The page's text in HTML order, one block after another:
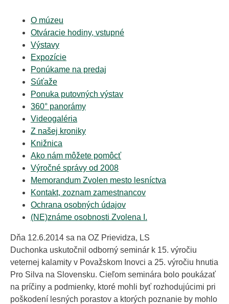
O múzeu
Otváracie hodiny, vstupné
Výstavy
Expozície
Ponúkame na predaj
Súťaže
Ponuka putovných výstav
360° panorámy
Videogaléria
Z našej kroniky
Knižnica
Ako nám môžete pomôcť
Výročné správy od 2008
Memorandum Zvolen mesto lesníctva
Kontakt, zoznam zamestnancov
Ochrana osobných údajov
(NE)známe osobnosti Zvolena I.
Dňa 12.6.2014 sa na OZ Prievidza, LS
Duchonka uskutočnil odborný seminár k 15. výročiu
veternej kalamity v Považskom Inovci a 25. výročiu hnutia
Pro Silva na Slovensku. Cieľom seminára bolo poukázať
na príčiny a podmienky, ktoré mohli byť rozhodujúcimi pri
poškodení lesných porastov a ktorých poznanie by mohlo